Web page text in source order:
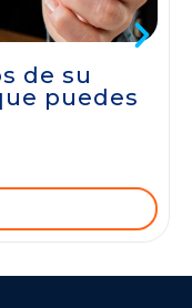
de su
puedes